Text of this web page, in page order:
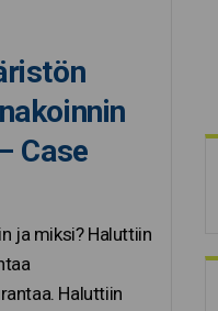
Case
ja miksi? Haluttiin
Haluttiin